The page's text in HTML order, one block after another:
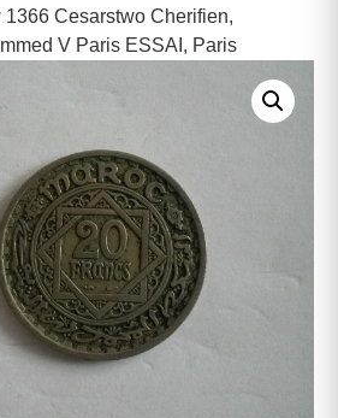
1366 Cesarstwo Cherifien,
V Paris ESSAI , Paris